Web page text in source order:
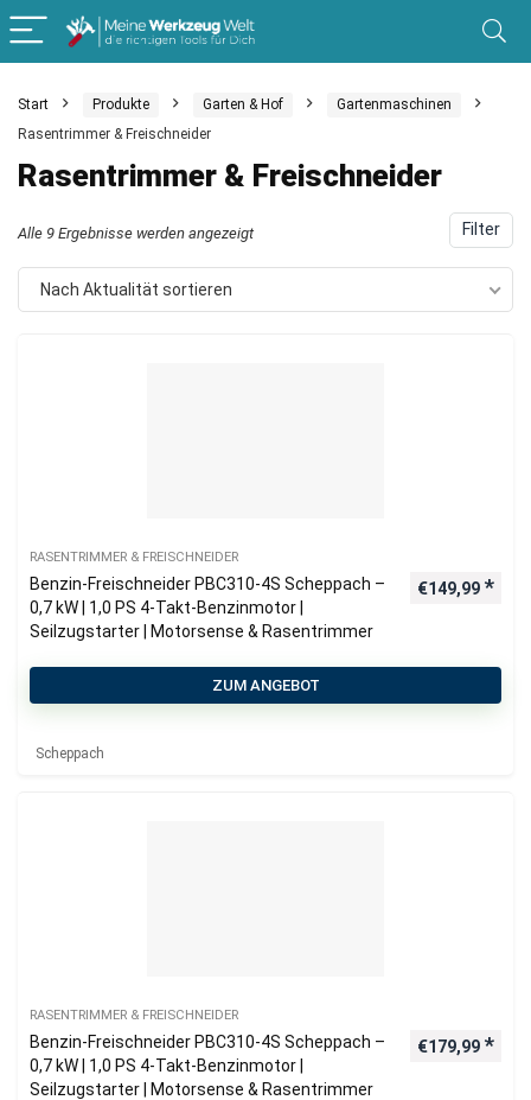
Start Produkte Garten & Hof
Gartenmaschinen
Rasentrimmer & Freischneider
Rasentrimmer & Freischneider
Filter
Alle 9 Ergebnisse werden angezeigtNach
Aktualität
Nach Aktualität sortieren
RASENTRIMMER & FREISCHNEIDER
Benzin-Freischneider PBC310-4S Scheppach –
0,7 kW | 1,0 PS 4-Takt-Benzinmotor |
Seilzugstarter | Motorsense & Rasentrimmer
€149,99
ZUM ANGEBOT
Scheppach
RASENTRIMMER & FREISCHNEIDER
Benzin-Freischneider PBC310-4S Scheppach –
0,7 kW | 1,0 PS 4-Takt-Benzinmotor |
Seilzugstarter | Motorsense & Rasentrimmer
€179,99